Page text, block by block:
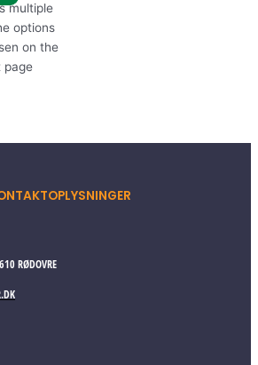
multiple
options
on the
page
RØDOVRE